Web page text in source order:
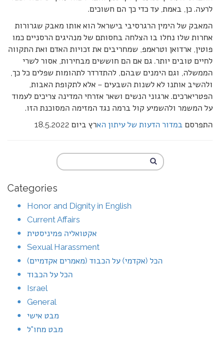
לרעה. כן, באמת, עד כדי כך הם חשוכים.
המאבק של הימין הרגרסיבי בישראל הוא אותו מאבק שגרורות
אחרות שלו נחלו בו הצלחה בחסותם של מנהיגים הרסניים כמו
פוטין, ארדואן וטראמפ, שמחריבים את זכויות האדם ואת התקווה
לחיים טובים יותר. גם אם הם חוששים מבחירות, אסור לשרי
הממשלה, וגם הימנים שבהם, להתדרדר לתהומות שפלים כל כך,
ולהשיב אותנו לא לשנות השבעים – אלא לתקופת האבות,
הפטריארכים. ארגוני הנשים ושאר אזרחי המדינה צריכים לעמוד
על המשמר ולהשמיע קול ברמה נגד המזימה המסוכנת הזו.
התפרסם במדור הדעות של עיתון הארץ ביום 18.5.2022
Categories
Honor and Dignity in English
Current Affairs
אקטואליה פמיניסטית
Sexual Harassment
הכל (אקדמי) על הכבוד (מאמרים אקדמיים)
הכל על הכבוד
Israel
General
מבט אישי
מבט מחו"ל